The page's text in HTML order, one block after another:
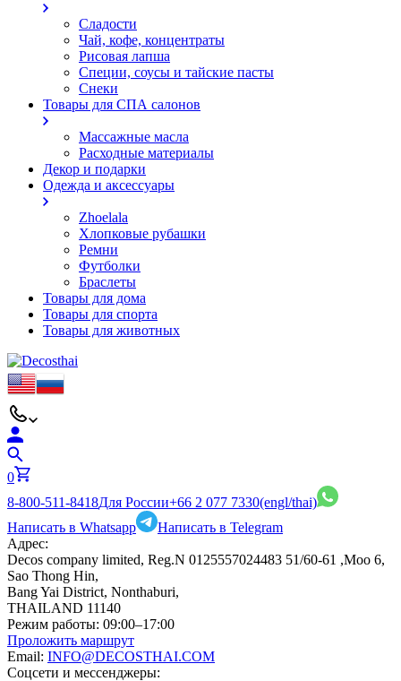
Сладости
Чай, кофе, концентраты
Рисовая лапша
Специи, соусы и тайские пасты
Снеки
Товары для СПА салонов
Массажные масла
Расходные материалы
Декор и подарки
Одежда и аксессуары
Zhoelala
Хлопковые рубашки
Ремни
Футболки
Браслеты
Товары для дома
Товары для спорта
Товары для животных
0
8-800-511-8418Для России+66 2 077 7330(engl/thai)
Написать в Whatsapp
Написать в Telegram
Адрес:
Decos company limited, Reg.N 0125557024483 51/60-61 ,Moo 6,
Sao Thong Hin,
Bang Yai District, Nonthaburi,
THAILAND 11140
Режим работы: 09:00–17:00
Проложить маршрут
Email: INFO@DECOSTHAI.COM
Соцсети и мессенджеры: